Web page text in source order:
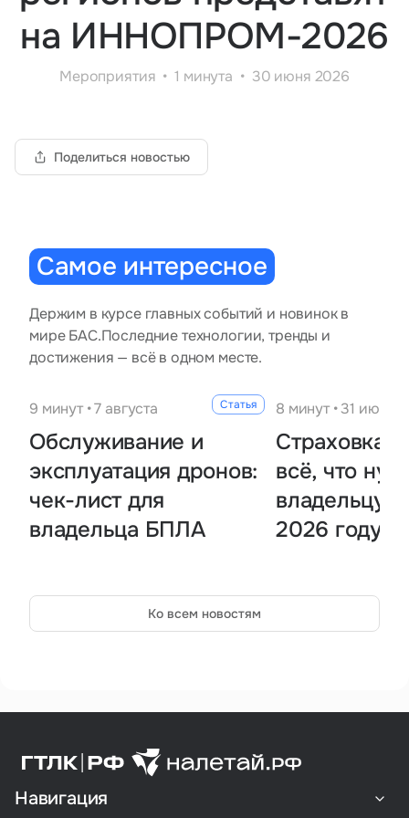
Тарифы
info@naletai.su
на ИННОПРОМ-2026
Мероприятия 1 минута 30 июня 2026
Поделиться новостью
Самое интересное
Держим в курсе главных событий и новинок в
мире БАС.Последние технологии, тренды и
достижения — всё в одном месте.
Статья
9 минут • 7 августа
Обслуживание и
эксплуатация дронов:
чек-лист для
владельца БПЛА
8 минут • 31 июля
Страховка
всё, что
владельцу
2026 году
Ко всем новостям
Навигация